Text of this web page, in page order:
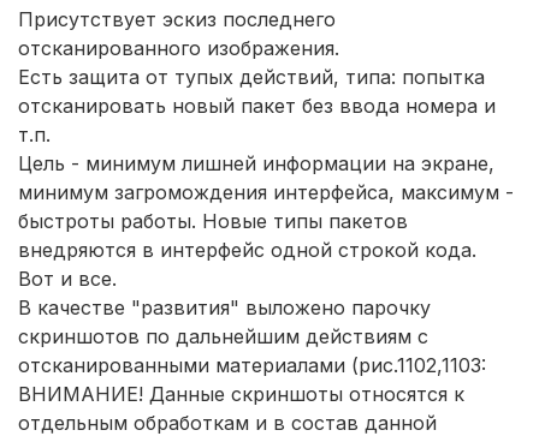
Присутствует эскиз последнего
отсканированного изображения.
Есть защита от тупых действий, типа: попытка
отсканировать новый пакет без ввода номера и
т.п.
Цель - минимум лишней информации на экране,
минимум загромождения интерфейса, максимум -
быстроты работы. Новые типы пакетов
внедряются в интерфейс одной строкой кода.
Вот и все.
В качестве "развития" выложено парочку
скриншотов по дальнейшим действиям с
отсканированными материалами (рис.1102,1103:
ВНИМАНИЕ! Данные скриншоты относятся к
отдельным обработкам и в состав данной